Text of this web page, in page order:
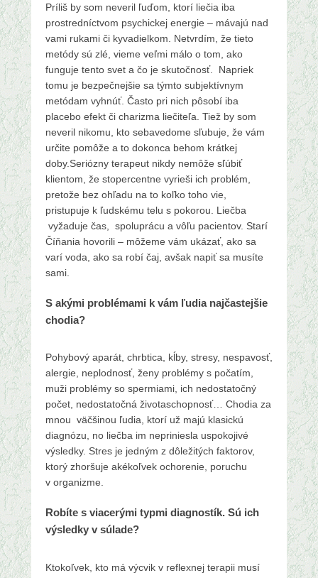
Príliš by som neveril ľuďom, ktorí liečia iba
prostredníctvom psychickej energie – mávajú nad
vami rukami či kyvadielkom. Netvrdím, že tieto
metódy sú zlé, vieme veľmi málo o tom, ako
funguje tento svet a čo je skutočnosť. Napriek
tomu je bezpečnejšie sa týmto subjektívnym
metódam vyhnúť. Často pri nich pôsobí iba
placebo efekt či charizma liečiteľa. Tiež by som
neveril nikomu, kto sebavedome sľubuje, že vám
určite pomôže a to dokonca behom krátkej
doby.Seriózny terapeut nikdy nemôže sľúbiť
klientom, že stopercentne vyrieši ich problém,
pretože bez ohľadu na to koľko toho vie,
pristupuje k ľudskému telu s pokorou. Liečba
vyžaduje čas, spoluprácu a vôľu pacientov. Starí
Číňania hovorili – môžeme vám ukázať, ako sa
varí voda, ako sa robí čaj, avšak napiť sa musíte
sami.
S akými problémami k vám ľudia najčastejšie
chodia?
Pohybový aparát, chrbtica, kĺby, stresy, nespavosť,
alergie, neplodnosť, ženy problémy s počatím,
muži problémy so spermiami, ich nedostatočný
počet, nedostatočná životaschopnosť… Chodia za
mnou väčšinou ľudia, ktorí už majú klasickú
diagnózu, no liečba im nepriniesla uspokojivé
výsledky. Stres je jedným z dôležitých faktorov,
ktorý zhoršuje akékoľvek ochorenie, poruchu
v organizme.
Robíte s viacerými typmi diagnostík. Sú ich
výsledky v súlade?
Ktokoľvek, kto má výcvik v reflexnej terapii musí